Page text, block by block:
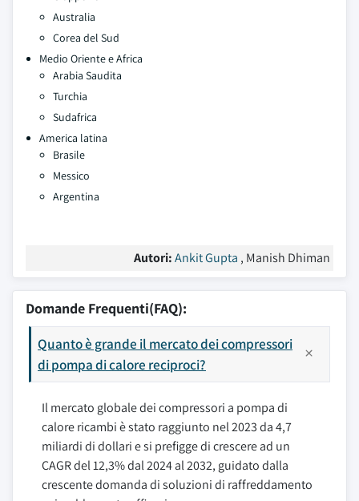
Australia
Corea del Sud
Medio Oriente e Africa
Arabia Saudita
Turchia
Sudafrica
America latina
Brasile
Messico
Argentina
Autori:Ankit Gupta , Manish Dhiman
Domande Frequenti(FAQ):
Quanto è grande il mercato dei compressori
di pompa di calore reciproci?
Il mercato globale dei compressori a pompa di
calore ricambi è stato raggiunto nel 2023 da 4,7
miliardi di dollari e si prefigge di crescere ad un
CAGR del 12,3% dal 2024 al 2032, guidato dalla
crescente domanda di soluzioni di raffreddamento